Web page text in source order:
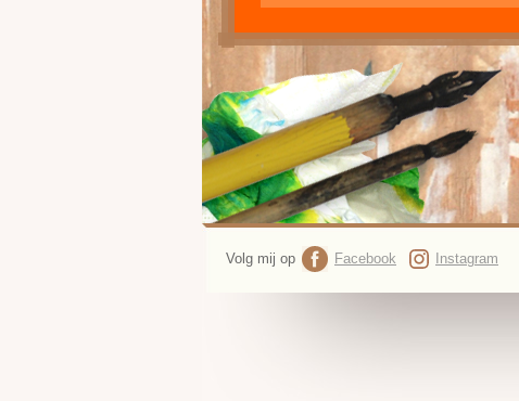
Volg mij op Facebook Instagram